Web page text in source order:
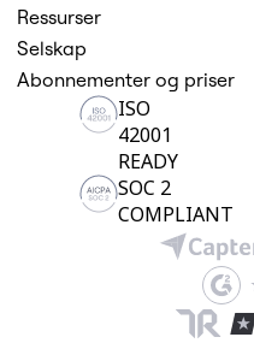
Ressurser
Selskap
Abonnementer og priser
ISO
42001
READY
SOC 2
COMPLIANT